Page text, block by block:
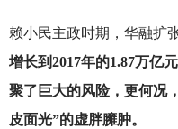
赖小民主政时期，华融扩
增长到2017年的1.87万亿
聚了巨大的风险，更何况
皮面光”的虚胖臃肿。